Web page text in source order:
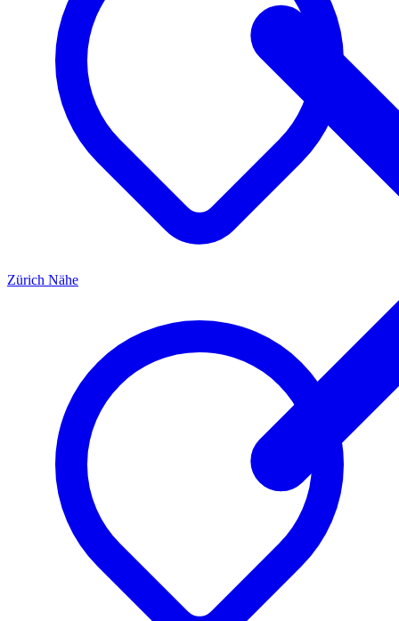
Zürich Nähe